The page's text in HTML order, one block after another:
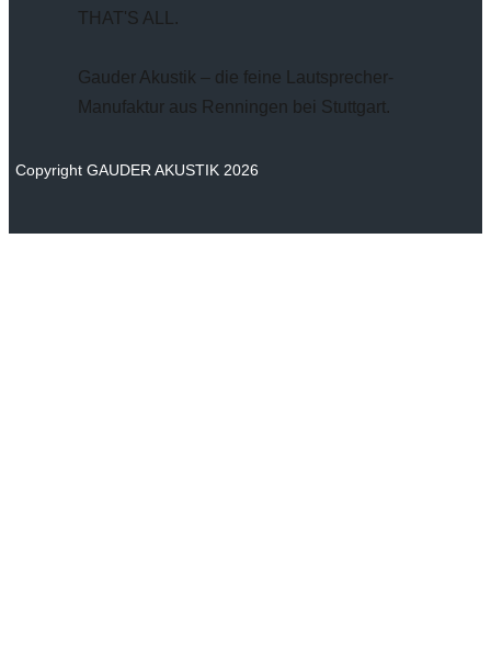
THAT'S ALL.
Gauder Akustik – die feine Lautsprecher-
Manufaktur aus Renningen bei Stuttgart.
Copyright GAUDER AKUSTIK 2026